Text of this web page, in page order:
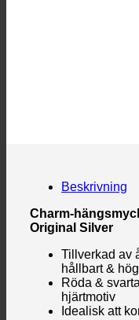
Beskrivning
Charm-
Original Silver
Tillverkad av
hållbart &
Röda &
hjärtmotiv
Idealisk att